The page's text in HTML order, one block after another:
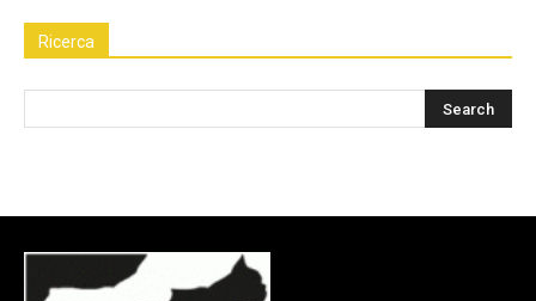
Ricerca